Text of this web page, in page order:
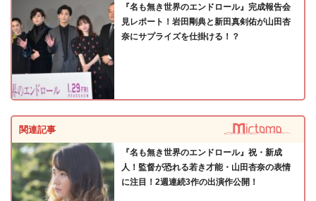
『名も無き世界のエンドロール』完成報告会
見レポート！岩田剛典と新田真剣佑が山田杏
奈にサプライズを仕掛ける！？
関連記事
『名も無き世界のエンドロール』祝・新成
人！監督が恐れる若き才能・山田杏奈の表情
に注目！2週連続3作の出演作公開！